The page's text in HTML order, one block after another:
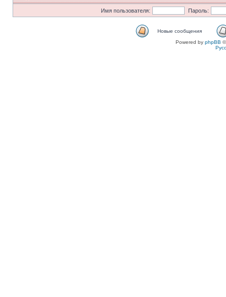
Имя пользователя: Пароль:
Новые сообщения
Powered by phpBB